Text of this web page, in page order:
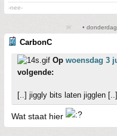
-nee-
•
CarbonC
Op woensdag 3
volgende:
[..] jiggly bits laten jigglen [..]
Wat staat hier